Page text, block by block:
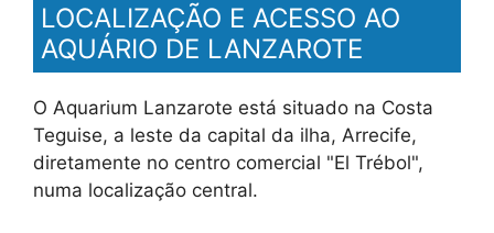
LOCALIZAÇÃO E ACESSO AO
AQUÁRIO DE LANZAROTE
O Aquarium Lanzarote está situado na Costa
Teguise, a leste da capital da ilha, Arrecife,
diretamente no centro comercial "El Trébol",
numa localização central.